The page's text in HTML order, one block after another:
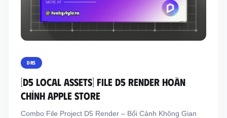
F.BLOG
Địa chỉ:
Email:
funkystylemanage@gmail.com
DRS
[D5 LOCAL ASSETS] FILE D5 RENDER HOÀN
CHỈNH APPLE STORE
Combo File Project D5 Render – Bối Cảnh Không Gian